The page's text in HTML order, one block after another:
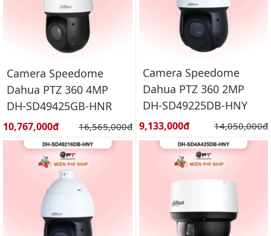
Camera Speedome
Dahua PTZ 360 4MP
DH-SD49425GB-HNR
Giá bán:
10,767,000đ Giá gốc:
16,565,000đ
Camera Speedome
Dahua PTZ 360 2MP
DH-SD49225DB-HNY
Giá bán:
9,133,000đ Giá gốc:
14,050,000đ